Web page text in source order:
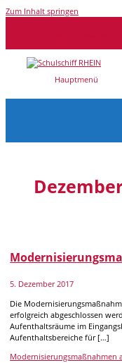
Zum Inhalt springen
Hauptmenü
5. Dezember 2017
Die
erfolgreich abgeschlossen
Aufenthaltsräume im
Aufenthaltsbereiche für […]
Modernisierungsmaßnahmen